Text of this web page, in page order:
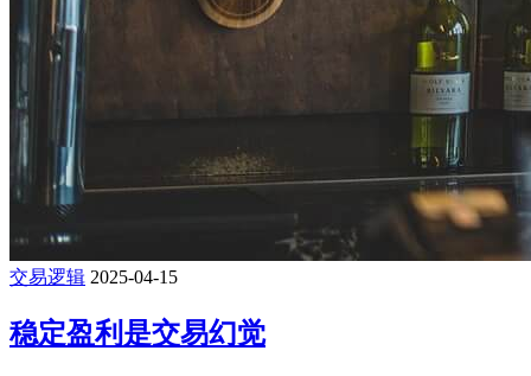
交易逻辑 2025-04-15
稳定盈利是交易幻觉